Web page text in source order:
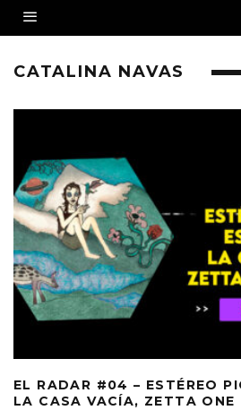
CATALINA NAVAS
EL RADAR #04 – ESTÉREO
LA CASA VACÍA, ZETTA ONE